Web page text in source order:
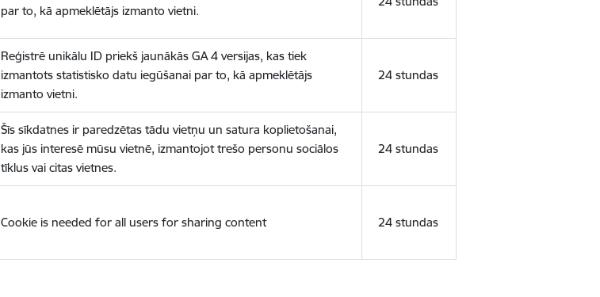
par to, kā apmeklētājs izmanto vietni.
Reģistrē unikālu ID priekš jaunākās GA 4 versijas, kas tiek
izmantots statistisko datu iegūšanai par to, kā apmeklētājs
izmanto vietni.
24 stundas
Šīs sīkdatnes ir paredzētas tādu vietņu un satura koplietošanai,
kas jūs interesē mūsu vietnē, izmantojot trešo personu sociālos
tīklus vai citas vietnes.
24 stundas
Cookie is needed for all users for sharing content 24 stundas